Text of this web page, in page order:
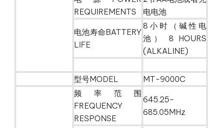
REQUIREMENTS
电电池
电池寿命BATTERY
LIFE
8小时（碱性电
池） 8 HOURS
(ALKALINE)
型号MODEL MT-9000C
频率范围
FREQUENCY
RESPONSE
645.25-
685.05MHz